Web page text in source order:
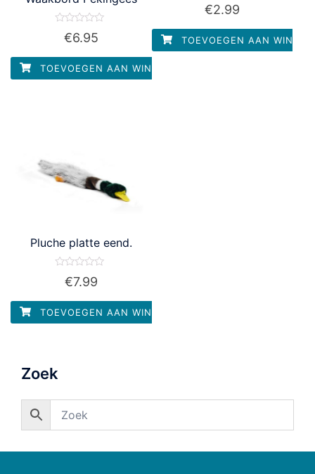
Waardering
5
€6.95
TOEVOEGEN AAN WINKELWAGEN
Waardering
5
€2.99
TOEVOEGEN AAN
Pluche platte eend.
Waardering
5
€7.99
TOEVOEGEN AAN WINKELWAGEN
Zoek